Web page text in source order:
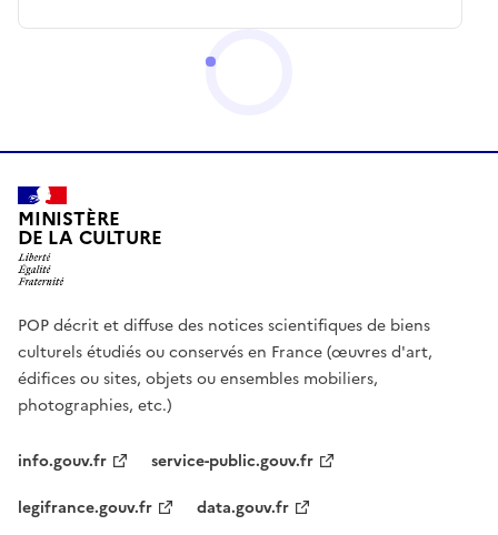
MINISTÈRE
DE LA CULTURE
POP décrit et diffuse des notices scientifiques de biens
culturels étudiés ou conservés en France (œuvres d'art,
édifices ou sites, objets ou ensembles mobiliers,
photographies, etc.)
info.gouv.fr
service-public.gouv.fr
legifrance.gouv.fr
data.gouv.fr